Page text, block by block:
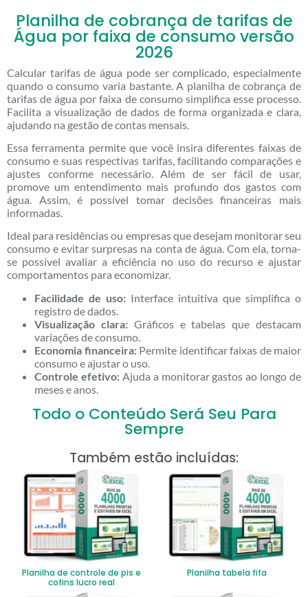
Planilha de cobrança de tarifas de
Água por faixa de consumo versão
2026
Calcular tarifas de água pode ser complicado, especialmente
quando o consumo varia bastante. A planilha de cobrança de
tarifas de água por faixa de consumo simplifica esse processo.
Facilita a visualização de dados de forma organizada e clara,
ajudando na gestão de contas mensais.
Essa ferramenta permite que você insira diferentes faixas de
consumo e suas respectivas tarifas, facilitando comparações e
ajustes conforme necessário. Além de ser fácil de usar,
promove um entendimento mais profundo dos gastos com
água. Assim, é possível tomar decisões financeiras mais
informadas.
Ideal para residências ou empresas que desejam monitorar seu
consumo e evitar surpresas na conta de água. Com ela, torna-
se possível avaliar a eficiência no uso do recurso e ajustar
comportamentos para economizar.
Facilidade de uso: Interface intuitiva que simplifica o
registro de dados.
Visualização clara:Gráficos e tabelas que destacam
variações de consumo.
Economia financeira:Permite identificar faixas de maior
consumo e ajustar o uso.
Controle efetivo:Ajuda a monitorar gastos ao longo de
meses e anos.
Todo o Conteúdo Será Seu Para
Sempre
Também estão incluídas:
Planilha de controle de pis e
cofins lucro real
Planilha tabela fifa